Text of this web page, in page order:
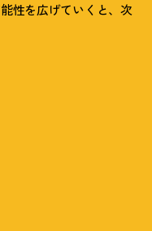
性を広げていくと、次